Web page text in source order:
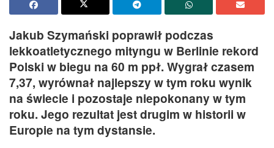
Jakub Szymański poprawił podczas
lekkoatletycznego mityngu w Berlinie rekord
Polski w biegu na 60 m ppł. Wygrał czasem
7,37, wyrównał najlepszy w tym roku wynik
na świecie i pozostaje niepokonany w tym
roku. Jego rezultat jest drugim w historii w
Europie na tym dystansie.